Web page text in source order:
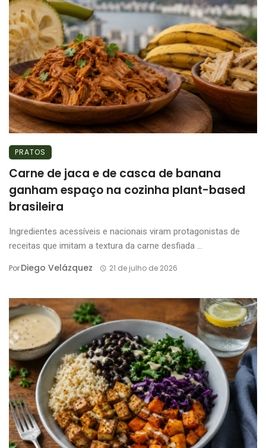
PRATOS
Carne de jaca e de casca de banana
ganham espaço na cozinha plant-based
brasileira
Ingredientes acessíveis e nacionais viram protagonistas de
receitas que imitam a textura da carne desfiada ...
PorDiego Velázquez 21 de julho de 2026